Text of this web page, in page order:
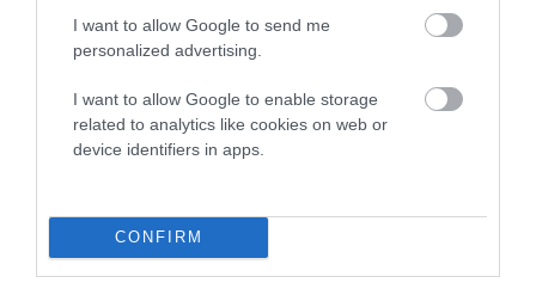
I want to allow Google to send me
personalized advertising.
I want to allow Google to enable storage
related to analytics like cookies on web or
device identifiers in apps.
CONFIRM
δεύτερον, ότι κυβερνά σύμφωνα με τους
νόμους και τρίτον ότι δεν θα κυβερνά για
πάντα. ( Αγάθων )
• Η αλαζονεία, που γιγαντώνεται και είναι
αχόρταγη, αυτή γεννάει τον τύραννο. (
• Εγώ που δοκίμασα και τα δυο, θα ευχόμουν
να ζω απλός πολίτης μιας τυραννίδος, παρά να